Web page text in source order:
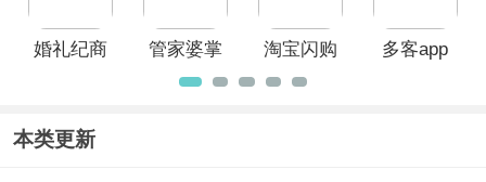
婚礼纪商
管家婆掌
上通App
淘宝闪购
零售商家
多客app
本类更新